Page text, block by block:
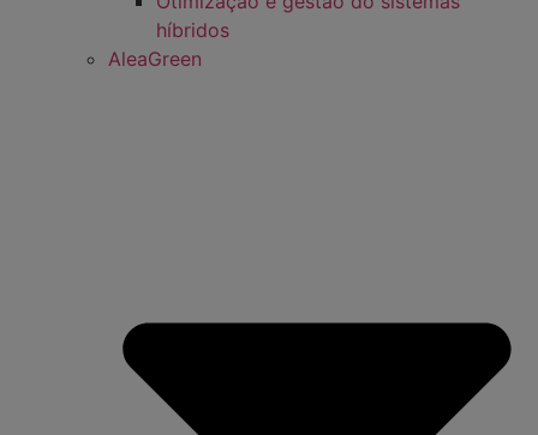
híbridos
AleaGreen